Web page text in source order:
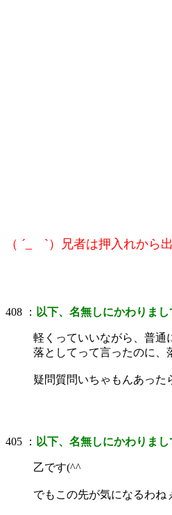
（ ´_ゝ`）兄者は押入れから
408 ： 以下、名無しにかわりま
軽くっていいながら、普通
落としてって言ったのに、
疑問質問いちゃもんあった
405 ： 以下、名無しにかわりま
乙です(^^ゞ
でもこの先が気になるわね